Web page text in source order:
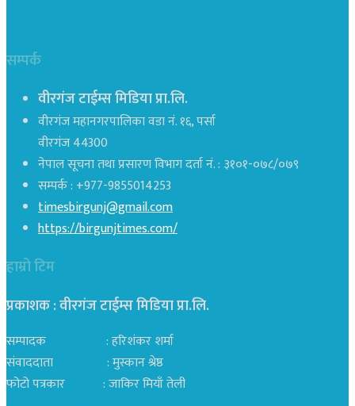
सम्पर्क
वीरगंज टाईम्स मिडिया प्रा.लि.
वीरगंज महानगरपालिका वडा नं. १६, पर्सा
वीरगंज 44300
नेपाल सूचना तथा प्रसारण विभाग दर्ता नं. : ३१०१-०७८/०७९
सम्पर्क : +977-9855014253
timesbirgunj@gmail.com
https://birgunjtimes.com/
हाम्रो टिम
प्रकाशक : वीरगंज टाईम्स मिडिया प्रा‍.लि.
सम्पादक : हरिशंकर शर्मा
संवाददाता : मुस्कान श्रेष्ठ
फोटो पत्रकार : जाकिर मियाँ तेली